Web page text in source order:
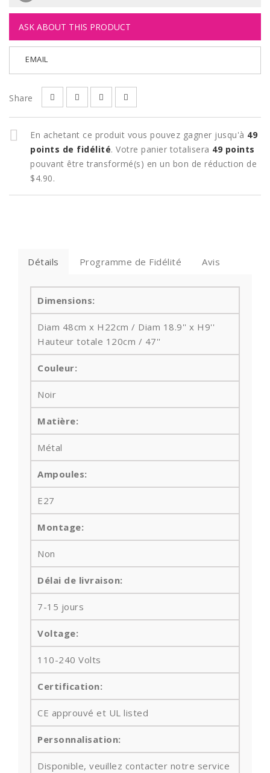
ASK ABOUT THIS PRODUCT
EMAIL
Share
En achetant ce produit vous pouvez gagner jusqu'à 49
points de fidélité. Votre panier totalisera 49 points
pouvant être transformé(s) en un bon de réduction de
$4.90.
Détails Programme de Fidélité Avis
Dimensions:
Diam 48cm x H22cm / Diam 18.9'' x H9''
Hauteur totale 120cm / 47''
Couleur:
Noir
Matière:
Métal
Ampoules:
E27
Montage:
Non
Délai de livraison:
7-15 jours
Voltage:
110-240 Volts
Certification:
CE approuvé et UL listed
Personnalisation:
Disponible, veuillez contacter notre service